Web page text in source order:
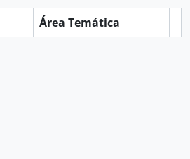
Área Temática